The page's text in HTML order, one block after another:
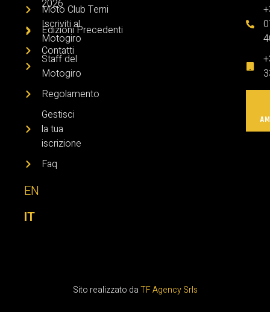
2026
Iscriviti al
Motogiro
Staff del
Motogiro
Regolamento
Gestisci
la tua
iscrizione
Faq
EN
IT
Moto Club Terni
Edizioni Precedenti
Contatti
Sito realizzato daTF Agency Srls